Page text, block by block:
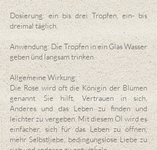
Dosierung: ein bis drei Tropfen, ein- bis
dreimal täglich.
Anwendung: Die Tropfen in ein Glas Wasser
geben und langsam trinken.
Allgemeine Wirkung:
Die Rose wird oft die Königin der Blumen
genannt. Sie hilft, Vertrauen in sich,
Anderes und das Leben zu finden und
leichter zu vergeben. Mit diesem Öl wird es
einfacher, sich für das Leben zu öffnen,
mehr Selbstliebe, bedingungslose Liebe zu